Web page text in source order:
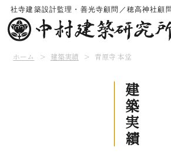
ホーム 建築実績 青原寺 本堂
建築実績